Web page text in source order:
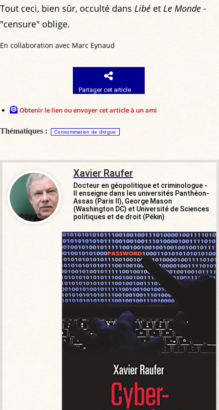
Tout ceci, bien sûr, occulté dans Libé et Le Monde -
"censure" oblige.
En collaboration avec Marc Eynaud
Partager cet article
Obtenir le lien ou envoyer cet article à un ami
Thématiques : Consommation de drogue
Xavier Raufer
Docteur en géopolitique et criminologue -
Il enseigne dans les universités Panthéon-
Assas (Paris II), George Mason
(Washington DC) et Université de Sciences
politiques et de droit (Pékin)